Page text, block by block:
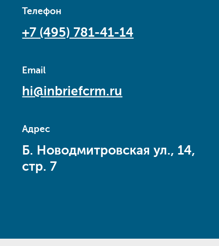
Телефон
+7 (495) 781-41-14
Email
hi@inbriefcrm.ru
Адрес
Б. Новодмитровская ул., 14,
стр. 7